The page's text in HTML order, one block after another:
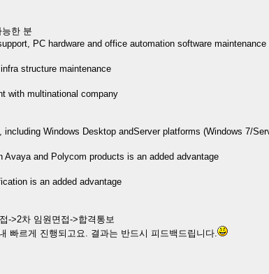
한 분
PC hardware and office automation software
structure maintenance
with multinational company
including Windows Desktop andServer platforms (Windows 7/
Avaya and Polycom products is an added advantage
is an added advantage
->2차 임원면접->합격통보
빠르게 진행되고요. 결과는 반드시 피드백드립니다.